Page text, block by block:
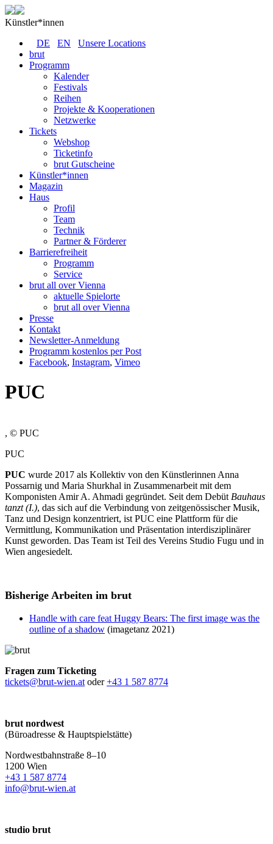
Künstler*innen
DE
EN
Unsere Locations
brut
Programm
Kalender
Festivals
Reihen
Projekte & Kooperationen
Netzwerke
Tickets
Webshop
Ticketinfo
brut Gutscheine
Künstler*innen
Magazin
Haus
Profil
Team
Technik
Partner & Förderer
Barrierefreiheit
Programm
Service
brut all over Vienna
aktuelle Spielorte
brut all over Vienna
Presse
Kontakt
Newsletter-Anmeldung
Programm kostenlos per Post
Facebook, Instagram, Vimeo
PUC
, © PUC
PUC
PUC wurde 2017 als Kollektiv von den Künstlerinnen Anna
Possarnig und Maria Shurkhal in Zusammenarbeit mit dem
Komponisten Amir A. Ahmadi gegründet. Seit dem Debüt Bauhaus
tanzt (I.), das sich auf die Verbindung von zeitgenössischer Musik,
Tanz und Design konzentriert, ist PUC eine Plattform für die
Vermittlung, Kommunikation und Präsentation interdisziplinärer
Kunst geworden. Das Team ist Teil des Vereins Studio Fugu und in
Wien angesiedelt.
Bisherige Arbeiten im brut
Handle with care feat Huggy Bears: The first image was the
outline of a shadow (imagetanz 2021)
Fragen zum Ticketing
tickets@brut-wien.at oder+43 1 587 8774
brut nordwest
(Büroadresse & Hauptspielstätte)
Nordwestbahnstraße 8–10
1200 Wien
+43 1 587 8774
info@brut-wien.at
studio brut